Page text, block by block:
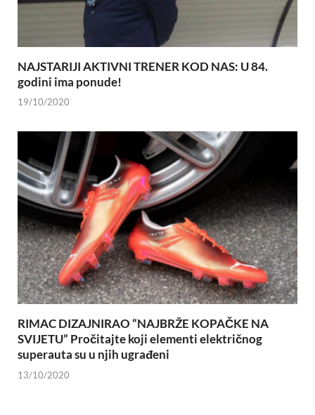
NAJSTARIJI AKTIVNI TRENER KOD NAS: U 84.
godini ima ponude!
19/10/2020
RIMAC DIZAJNIRAO “NAJBRŽE KOPAČKE NA
SVIJETU” Pročitajte koji elementi električnog
superauta su u njih ugrađeni
13/10/2020